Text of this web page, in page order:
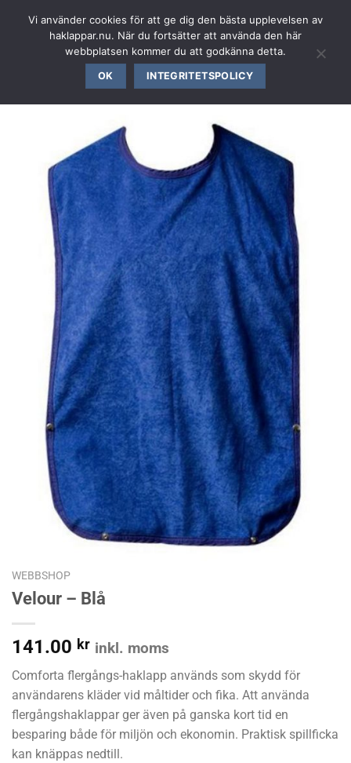
WEBBSHOP
Velour – Blå
141.00 kr inkl. moms
Comforta flergångs-haklapp används som skydd för
användarens kläder vid måltider och fika. Att använda
flergångshaklappar ger även på ganska kort tid en
besparing både för miljön och ekonomin. Praktisk spillficka
kan knäppas nedtill.
Vi använder cookies för att ge dig den bästa upplevelsen av
haklappar.nu. När du fortsätter att använda den här
webbplatsen kommer du att godkänna detta.
OK INTEGRITETSPOLICY